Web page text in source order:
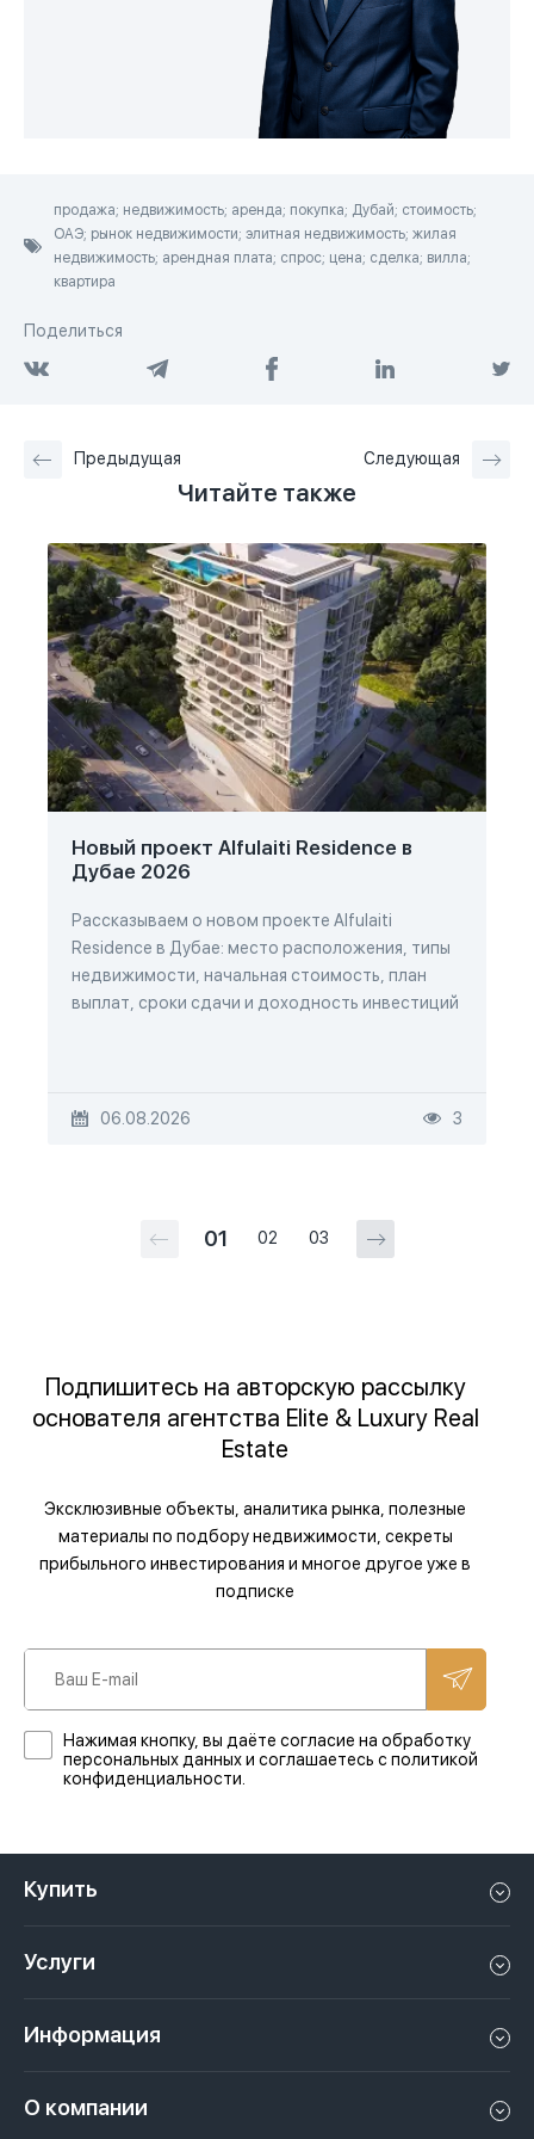
продажа; недвижимость; аренда; покупка; Дубай; стоимость;
ОАЭ; рынок недвижимости; элитная недвижимость; жилая
недвижимость; арендная плата; спрос; цена; сделка; вилла;
квартира
Поделиться
Предыдущая Следующая
Читайте также
Новый проект Alfulaiti Residence в
Дубае 2026
Рассказываем о новом проекте Alfulaiti
Residence в Дубае: место расположения, типы
недвижимости, начальная стоимость, план
выплат, сроки сдачи и доходность инвестиций
06.08.2026 3
01 02 03
Подпишитесь на авторскую рассылку
основателя агентства Elite & Luxury Real
Estate
Эксклюзивные объекты, аналитика рынка, полезные
материалы по подбору недвижимости, секреты
прибыльного инвестирования и многое другое уже в
подписке
Нажимая кнопку, вы даёте согласие на обработку
персональных данных и соглашаетесь с политикой
конфиденциальности.
Купить
Апартаменты в Дубае
Пентхаус в Дубае
Услуги
Сдать недвижимость в Дубае, ОАЭ
Информация
О компании